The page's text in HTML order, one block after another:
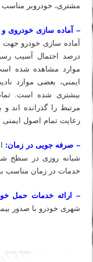
مشتری، خودروبر
– آماده سازی خودروی
آماده سازی خودرو جهت
درصد احتمال آسیب
موارد مشاهده شده
ایمنی، بعضی موارد
بیشتری شده است.
مرتبط را گذرانده اند
رعایت تمام اصول ایمنی
– صرفه جویی در زمان:
شبانه روزی در سطح شهر
خدمات در زمان مناسب
– ارائه خدمات حمل
شهری خودرو با صدور